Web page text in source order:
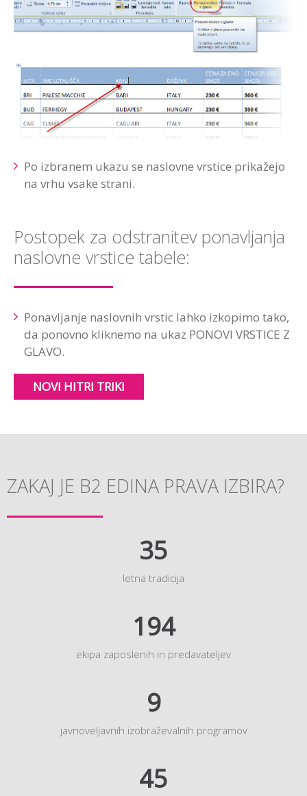
Po izbranem ukazu se naslovne vrstice prikažejo
na vrhu vsake strani.
Postopek za odstranitev ponavljanja
naslovne vrstice tabele:
Ponavljanje naslovnih vrstic lahko izkopimo tako,
da ponovno kliknemo na ukaz PONOVI VRSTICE Z
GLAVO.
NOVI HITRI TRIKI
ZAKAJ JE B2 EDINA PRAVA IZBIRA?
35
letna tradicija
194
ekipa zaposlenih in predavateljev
9
javnoveljavnih izobraževalnih programov
45